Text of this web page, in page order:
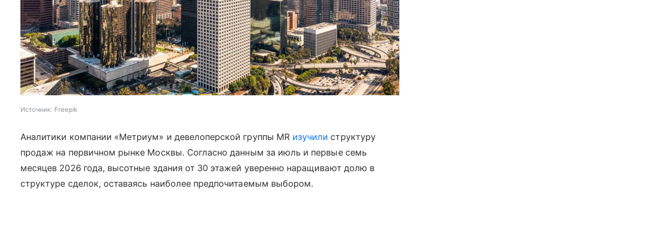
Источник: Freepik
Аналитики компании «Метриум» и девелоперской группы MR изучили структуру
продаж на первичном рынке Москвы. Согласно данным за июль и первые семь
месяцев 2026 года, высотные здания от 30 этажей уверенно наращивают долю в
структуре сделок, оставаясь наиболее предпочитаемым выбором.